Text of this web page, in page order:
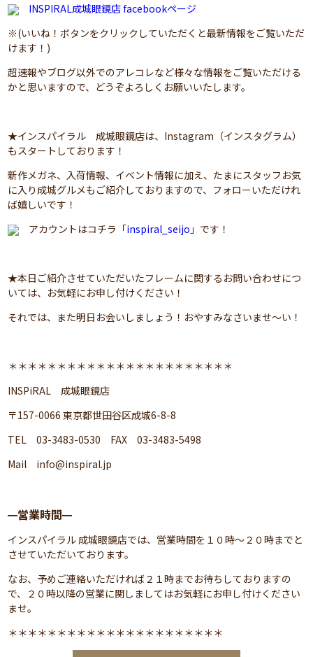
INSPIRAL成城眼鏡店 facebookページ
※(いいね！ボタンをクリックしていただくと最新情報をご覧いただ
けます！)
超速報やブログ以外でのアレコレなど様々な情報をご覧いただける
かと思いますので、どうぞよろしくお願いいたします。
★インスパイラル 成城眼鏡店は、Instagram（インスタグラム）
もスタートしております！
新作メガネ、入荷情報、イベント情報に加え、たまにスタッフお気
に入り成城グルメもご紹介しておりますので、フォローいただけれ
ば嬉しいです！
アカウントはコチラ「inspiral_seijo 」です！
★本日ご紹介させていただいたフレームに関するお問い合わせにつ
いては、お気軽にお申し付けください！
それでは、また明日お会いしましょう！おやすみなさいませ～い！
＊＊＊＊＊＊＊＊＊＊＊＊＊＊＊＊＊＊＊＊＊＊＊
INSPiRAL 成城眼鏡店
〒157-0066 東京都世田谷区成城6-8-8
TEL 03-3483-0530 FAX 03-3483-5498
Mail info@inspiral.jp
━営業時間━
インスパイラル 成城眼鏡店では、営業時間を１０時～２０時までと
させていただいております。
なお、予めご連絡いただければ２１時までお待ちしておりますの
で、２０時以降の営業に関しましてはお気軽にお申し付けください
ませ。
＊＊＊＊＊＊＊＊＊＊＊＊＊＊＊＊＊＊＊＊＊＊